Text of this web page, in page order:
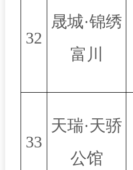
32
晟城·锦绣
富川
33
天瑞·天骄
公馆